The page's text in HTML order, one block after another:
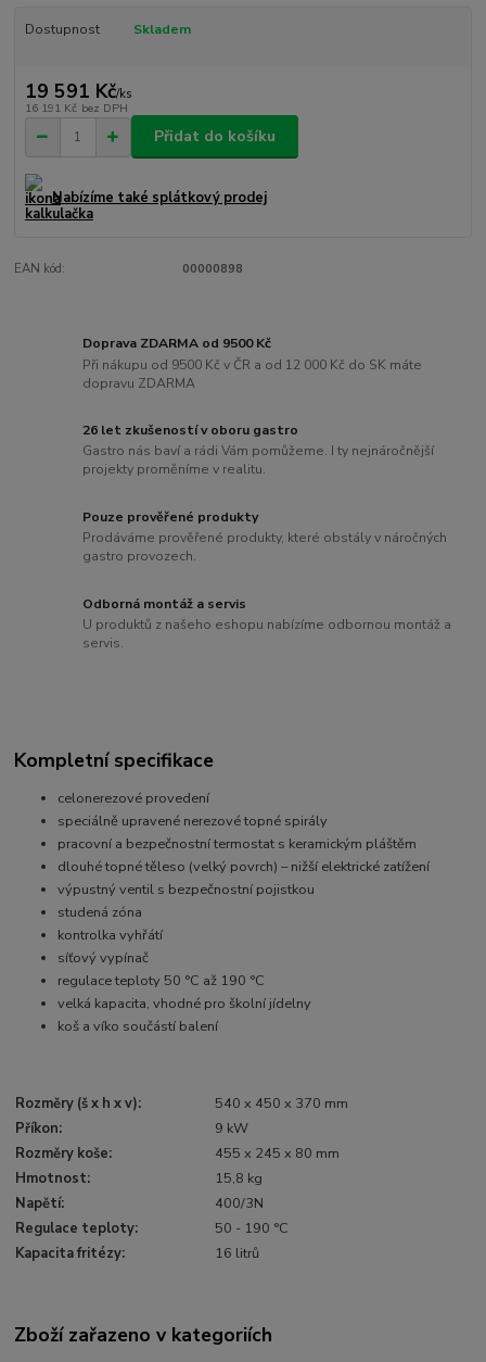
Dostupnost Skladem
19 591 Kč/ks
16 191 Kč bez DPH
Přidat do košíku
Nabízíme také splátkový prodej
EAN kód: 00000898
Doprava ZDARMA od 9500 Kč
Při nákupu od 9500 Kč v ČR a od 12 000 Kč do SK máte
dopravu ZDARMA
26 let zkušeností v oboru gastro
Gastro nás baví a rádi Vám pomůžeme. I ty nejnáročnější
projekty proměníme v realitu.
Pouze prověřené produkty
Prodáváme prověřené produkty, které obstály v náročných
gastro provozech.
Odborná montáž a servis
U produktů z našeho eshopu nabízíme odbornou montáž a
servis.
Kompletní specifikace
celonerezové provedení
speciálně upravené nerezové topné spirály
pracovní a bezpečnostní termostat s keramickým pláštěm
dlouhé topné těleso (velký povrch) – nižší elektrické zatížení
výpustný ventil s bezpečnostní pojistkou
studená zóna
kontrolka vyhřátí
síťový vypínač
regulace teploty 50 °C až 190 °C
velká kapacita, vhodné pro školní jídelny
koš a víko součástí balení
Rozměry (š x h x v):
540 x 450 x 370 mm
Příkon:
9 kW
Rozměry koše:
455 x 245 x 80 mm
Hmotnost:
15,8 kg
Napětí:
400/3N
Regulace teploty:
50 - 190 °C
Kapacita fritézy:
16 litrů
Zboží zařazeno v kategoriích